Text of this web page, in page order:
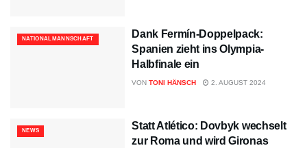
NATIONALMANNSCHAFT
Dank Fermín-Doppelpack:
Spanien zieht ins Olympia-
Halbfinale ein
VON TONI HÄNSCH 2. AUGUST 2024
NEWS
Statt Atlético: Dovbyk wechselt
zur Roma und wird Gironas